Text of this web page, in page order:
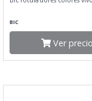
BIC
Ver precio